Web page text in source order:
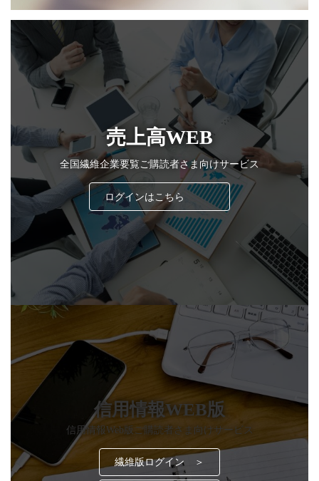
売上高WEB
全国繊維企業要覧ご購読者さま向けサービス
ログインはこちら
信用情報WEB版
信用情報Web版ご購読者さま向けサービス
繊維版ログイン ＞